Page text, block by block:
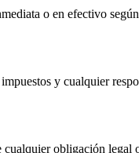
o en efectivo
y cualquier
obligación legal